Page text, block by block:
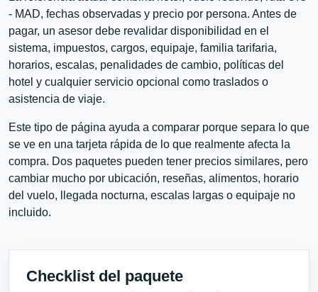
- MAD, fechas observadas y precio por persona. Antes de
pagar, un asesor debe revalidar disponibilidad en el
sistema, impuestos, cargos, equipaje, familia tarifaria,
horarios, escalas, penalidades de cambio, políticas del
hotel y cualquier servicio opcional como traslados o
asistencia de viaje.
Este tipo de página ayuda a comparar porque separa lo que
se ve en una tarjeta rápida de lo que realmente afecta la
compra. Dos paquetes pueden tener precios similares, pero
cambiar mucho por ubicación, reseñas, alimentos, horario
del vuelo, llegada nocturna, escalas largas o equipaje no
incluido.
Checklist del paquete